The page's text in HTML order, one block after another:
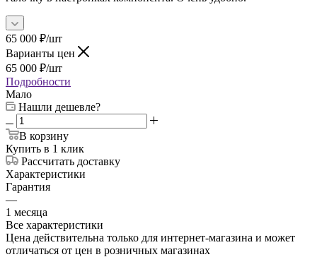
65 000 ₽/шт
Варианты цен
65 000 ₽/шт
Подробности
Мало
Нашли дешевле?
В корзину
Купить в 1 клик
Рассчитать доставку
Характеристики
Гарантия
—
1 месяца
Все характеристики
Цена действительна только для интернет-магазина и может
отличаться от цен в розничных магазинах